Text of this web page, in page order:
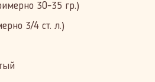
30-35 гр.)
3/4 ст. л.)